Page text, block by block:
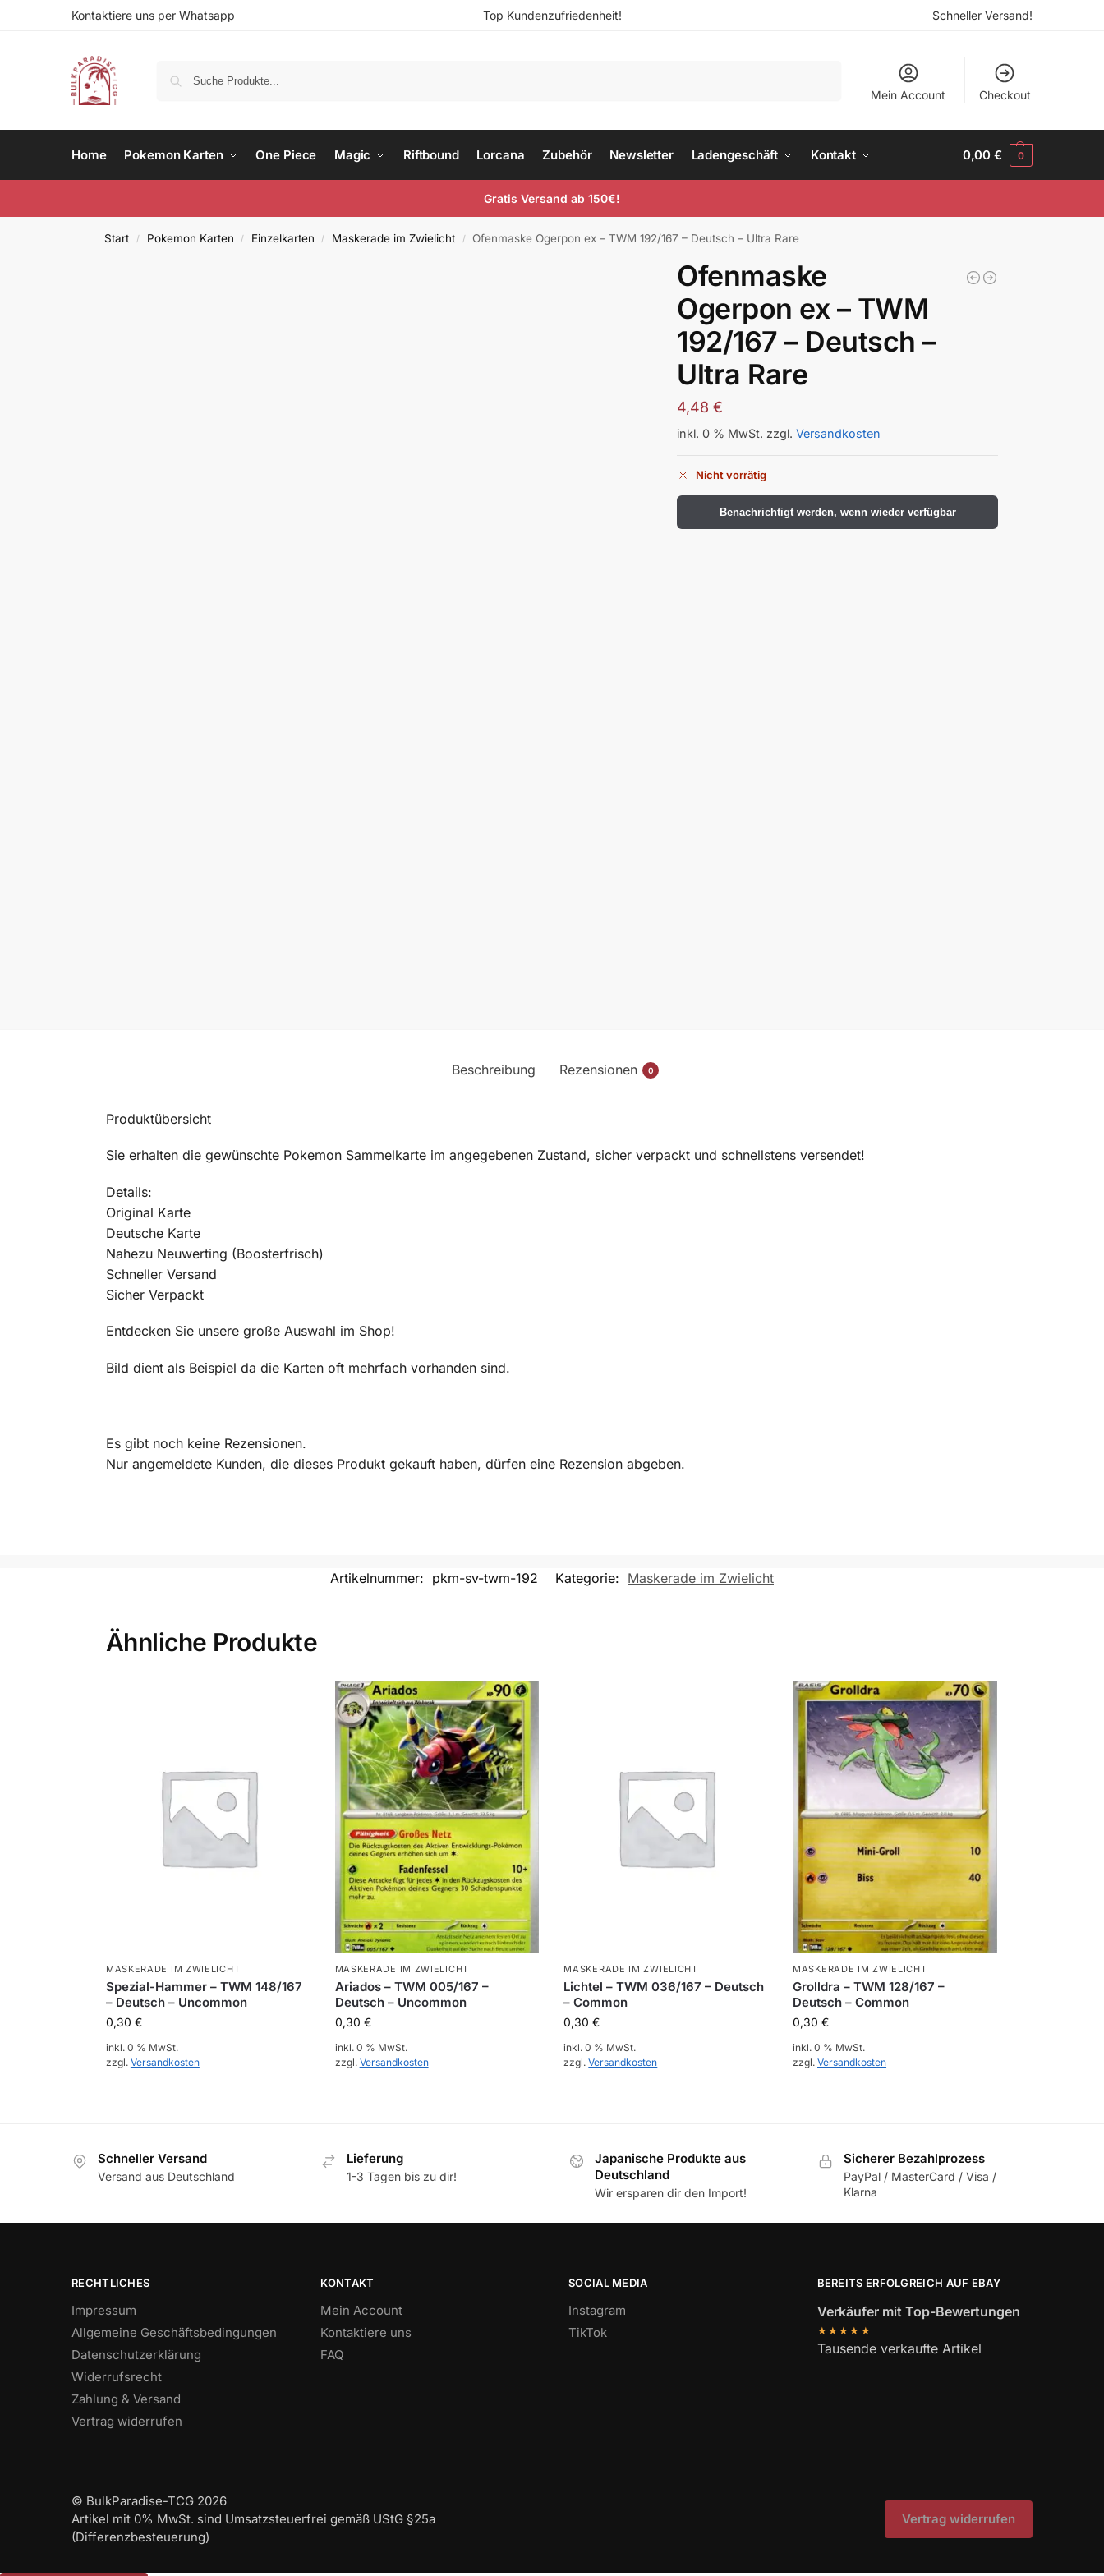
Kontaktiere uns per Whatsapp Top Kundenzufriedenheit! Schneller Versand!
Mein Account Checkout
Home Pokemon Karten One Piece Magic Riftbound Lorcana Zubehör Newsletter Ladengeschäft Kontakt 0,00€ 0
Gratis Versand ab 150€!
Start / Pokemon Karten / Einzelkarten / Maskerade im Zwielicht / Ofenmaske Ogerpon ex – TWM 192/167 – Deutsch – Ultra Rare
Ofenmaske
Ogerpon ex – TWM
192/167 – Deutsch –
Ultra Rare
4,48€
inkl. 0 % MwSt. zzgl.Versandkosten
Nicht vorrätig
Benachrichtigt werden, wenn wieder verfügbar
Beschreibung Rezensionen 0
Produktübersicht
Sie erhalten die gewünschte Pokemon Sammelkarte im angegebenen Zustand, sicher verpackt und schnellstens versendet!
Details:
Original Karte
Deutsche Karte
Nahezu Neuwerting (Boosterfrisch)
Schneller Versand
Sicher Verpackt
Entdecken Sie unsere große Auswahl im Shop!
Bild dient als Beispiel da die Karten oft mehrfach vorhanden sind.
Es gibt noch keine Rezensionen.
Nur angemeldete Kunden, die dieses Produkt gekauft haben, dürfen eine Rezension abgeben.
Artikelnummer: pkm-sv-twm-192 Kategorie: Maskerade im Zwielicht
Ähnliche Produkte
MASKERADE IM ZWIELICHT
Spezial-Hammer – TWM 148/167
– Deutsch – Uncommon
0,30 €
inkl. 0 % MwSt.
zzgl. Versandkosten
MASKERADE IM ZWIELICHT
Ariados – TWM 005/167 –
Deutsch – Uncommon
0,30 €
inkl. 0 % MwSt.
zzgl. Versandkosten
MASKERADE IM ZWIELICHT
Lichtel – TWM 036/167 – Deutsch
– Common
0,30€
inkl. 0 % MwSt.
zzgl.Versandkosten
MASKERADE IM ZWIELICHT
Grolldra – TWM 128/167 –
Deutsch – Common
0,30€
inkl. 0 % MwSt.
zzgl.Versandkosten
Schneller Versand
Versand aus Deutschland
Lieferung
1-3 Tagen bis zu dir!
Japanische Produkte aus
Deutschland
Wir ersparen dir den Import!
Sicherer Bezahlprozess
PayPal / MasterCard / Visa /
Klarna
RECHTLICHES
Impressum
Allgemeine Geschäftsbedingungen
Datenschutzerklärung
Widerrufsrecht
Zahlung & Versand
Vertrag widerrufen
KONTAKT
Mein Account
Kontaktiere uns
FAQ
SOCIAL MEDIA
Instagram
TikTok
BEREITS ERFOLGREICH AUF EBAY
Verkäufer mit Top-Bewertungen
★★★★★
Tausende verkaufte Artikel
© BulkParadise-TCG 2026
Artikel mit 0% MwSt. sind Umsatzsteuerfrei gemäß UStG §25a
(Differenzbesteuerung)
Vertrag widerrufen